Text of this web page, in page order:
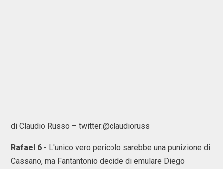
di Claudio Russo – twitter:@claudioruss
Rafael 6 - L'unico vero pericolo sarebbe una punizione di
Cassano, ma Fantantonio decide di emulare Diego